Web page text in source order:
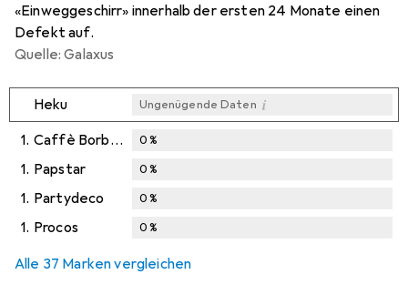
«Einweggeschirr» innerhalb der ersten 24 Monate einen
Defekt auf.
Quelle: Galaxus
Heku Ungenügende Daten i
1. Caffè Borbone 0%
1. Papstar 0%
1. Partydeco 0%
1. Procos 0%
Alle 37 Marken vergleichen